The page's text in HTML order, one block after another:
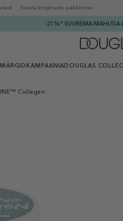
Tasuta kingituste pakkimine
-25%* SUUREMA MAHUGA
KAMPAANIADOUGLAS
Collagen